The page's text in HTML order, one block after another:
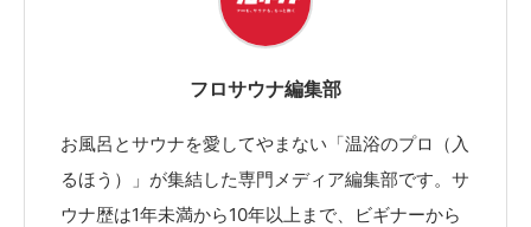
フロサウナ編集部
お風呂とサウナを愛してやまない「温浴のプロ（入
るほう）」が集結した専門メディア編集部です。サ
ウナ歴は1年未満から10年以上まで、ビギナーから